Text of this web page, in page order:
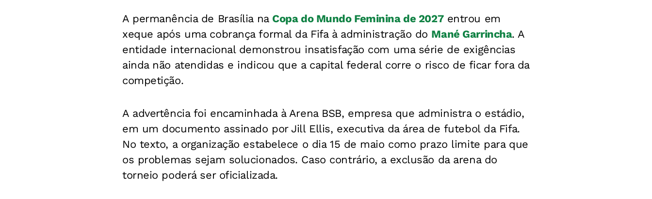
A permanência de Brasília na Copa do Mundo Feminina de 2027entrou em
xeque após uma cobrança formal da Fifa à administração do Mané Garrincha. A
entidade internacional demonstrou insatisfação com uma série de exigências
ainda não atendidas e indicou que a capital federal corre o risco de ficar fora da
competição.
A advertência foi encaminhada à Arena BSB, empresa que administra o estádio,
em um documento assinado por Jill Ellis, executiva da área de futebol da Fifa.
No texto, a organização estabelece o dia 15 de maio como prazo limite para que
os problemas sejam solucionados. Caso contrário, a exclusão da arena do
torneio poderá ser oficializada.